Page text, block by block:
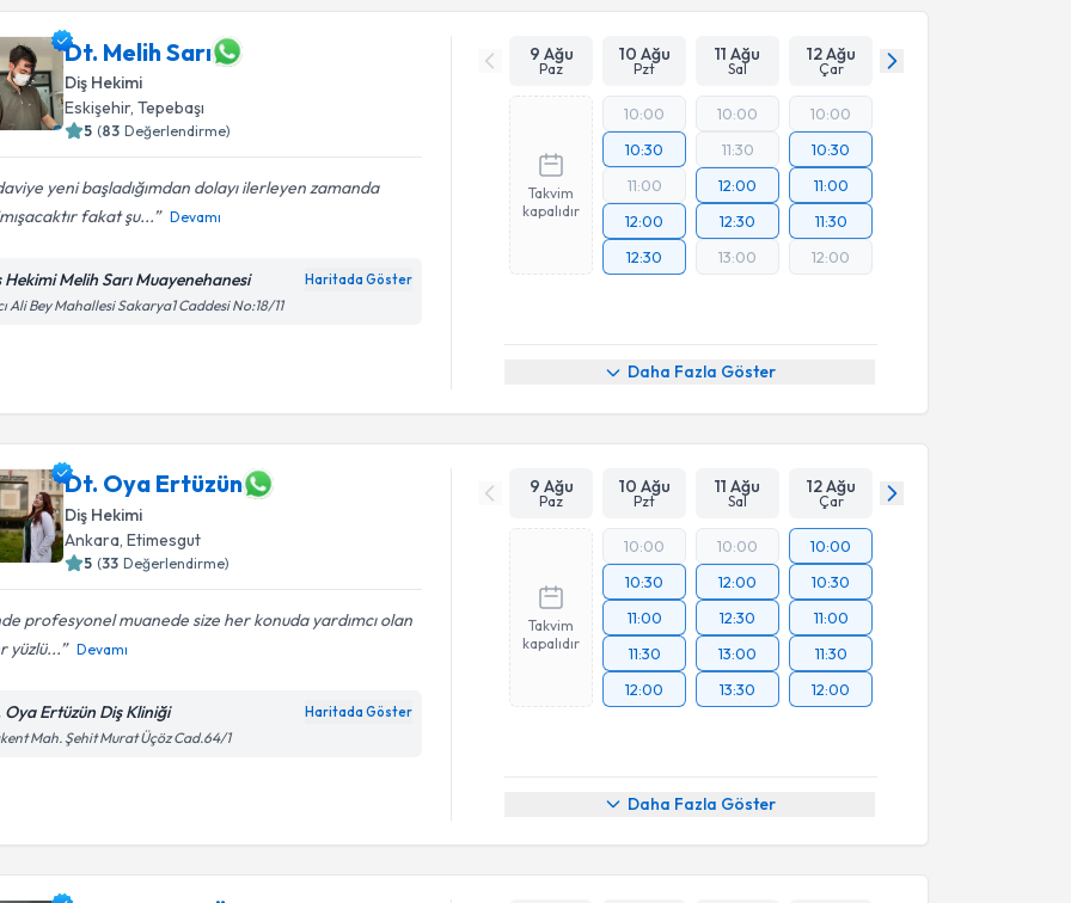
Dt. Melih Sarı
Diş Hekimi
Eskişehir, Tepebaşı
5 (83 Değerlendirme)
yeni başladığımdan dolayı ilerleyen zamanda
fakat şu...
Devamı
Hekimi Melih Sarı Muayenehanesi Haritada Göster
Ali Bey Mahallesi Sakarya1 Caddesi No:18/11
9 Ağu
Paz
10 Ağu
Pzt
11 Ağu
Sal
12 Ağu
Çar
Takvim
kapalıdır
10:00
10:30
11:00
12:00
12:30
10:00
11:30
12:00
12:30
13:00
10:00
10:30
11:00
11:30
12:00
Daha Fazla Göster
Dt. Oya Ertüzün
Diş Hekimi
Ankara , Etimesgut
5 (33 Değerlendirme)
profesyonel muanede size her konuda yardımcı olan
yüzlü...
Devamı
Oya Ertüzün Diş Kliniği Haritada Göster
Mah. Şehit Murat Üçöz Cad.64/1
9 Ağu
Paz
10 Ağu
Pzt
11 Ağu
Sal
12 Ağu
Çar
Takvim
kapalıdır
10:00
10:30
11:00
11:30
12:00
10:00
12:00
12:30
13:00
13:30
10:00
10:30
11:00
11:30
12:00
Daha Fazla Göster